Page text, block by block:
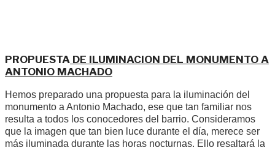
PROPUESTA DE ILUMINACION DEL MONUMENTO A
ANTONIO MACHADO
Hemos preparado una propuesta para la iluminación del
monumento a Antonio Machado, ese que tan familiar nos
resulta a todos los conocedores del barrio. Consideramos
que la imagen que tan bien luce durante el día, merece ser
más iluminada durante las horas nocturnas. Ello resaltará la